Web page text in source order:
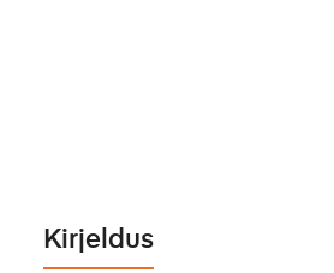
Kirjeldus